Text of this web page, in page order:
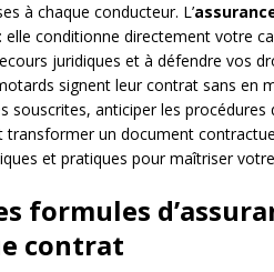
à chaque conducteur. L’
conditionne directement votre
juridiques et à défendre vos
signent leur contrat sans en
souscrites, anticiper les procédures
transformer un document
et pratiques pour maîtriser
formules
contrat